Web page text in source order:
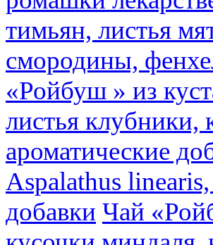
тимьян, листья
смородины,
«Ройбуш » из
листья клубники,
ароматические
Aspalathus
добавки Чай